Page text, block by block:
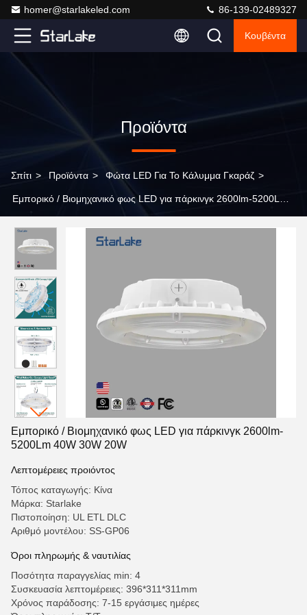
homer@starlakeled.com 86-139-02489327
Κουβέντα
Προϊόντα
Σπίτι > Προϊόντα > Φώτα LED Για Το Κάλυμμα Γκαράζ >
Εμπορικό / Βιομηχανικό φως LED για πάρκινγκ 2600lm-5200Lm
Εμπορικό / Βιομηχανικό φως LED για πάρκινγκ 2600lm-
5200Lm 40W 30W 20W
Λεπτομέρειες προιόντος
Τόπος καταγωγής: Κίνα
Μάρκα: Starlake
Πιστοποίηση: UL ETL DLC
Αριθμό μοντέλου: SS-GP06
Όροι πληρωμής & ναυτιλίας
Ποσότητα παραγγελίας min: 4
Συσκευασία λεπτομέρειες: 396*311*311mm
Χρόνος παράδοσης: 7-15 εργάσιμες ημέρες